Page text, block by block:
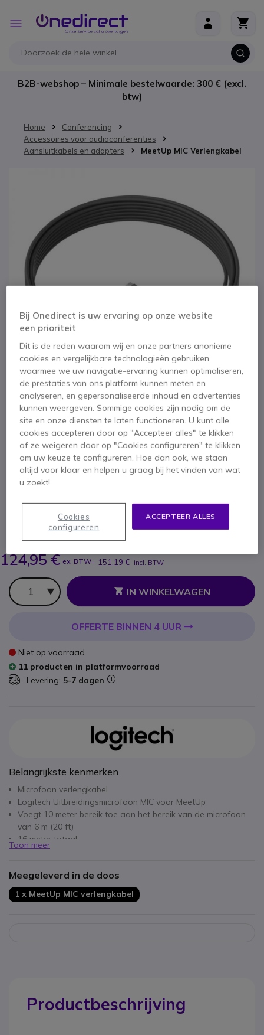
Toggle
Nav
B2B-webshop – Minimale bestelwaarde: 300 € (excl.
btw)
Home
Conferencing
Accessoires voor audioconferenties
Aansluitkabels en adapters
MeetUp MIC Verlengkabel
MeetUp MIC
Verlengkabel
BESPAAR 27,00 €
124,95 € ex. BTW- 151,19 € incl. BTW
Aantal
IN WINKELWAGEN
OFFERTE BINNEN 4 UUR
Niet op voorraad
11 producten in platformvoorraad
Levering: 5-7 dagen
Belangrijkste kenmerken
Microfoon verlengkabel
Logitech Uitbreidingsmicrofoon MIC voor MeetUp
Voegt 10 meter bereik toe aan het bereik van de microfoon
van 6 m (20 ft)
16 meter totaal
Voor een vlekkeloze installatie
Toon meer
Meegeleverd in de doos
1 x MeetUp MIC verlengkabel
Ga naar het begin van de afbeeldingen-gallerij
Productbeschrijving
Bij Onedirect is uw ervaring op onze website
een prioriteit
Dit is de reden waarom wij en onze partners anonieme
cookies en vergelijkbare technologieën gebruiken
waarmee we uw navigatie-ervaring kunnen optimaliseren,
de prestaties van ons platform kunnen meten en
analyseren, en gepersonaliseerde inhoud en advertenties
kunnen weergeven. Sommige cookies zijn nodig om de
site en onze diensten te laten functioneren. U kunt alle
cookies accepteren door op "Accepteer alles" te klikken
of ze weigeren door op "Cookies configureren" te klikken
om uw keuze te configureren. Hoe dan ook, we staan
altijd voor klaar en helpen u graag bij het vinden van wat
u zoekt!
ACCEPTEER ALLES
Cookies
configureren